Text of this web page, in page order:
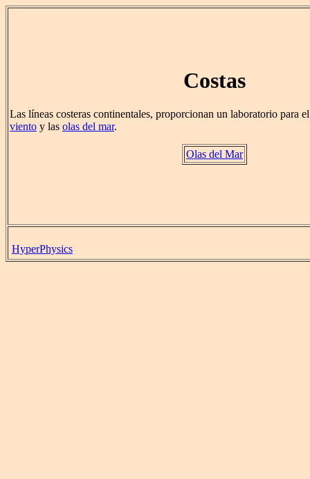
Costas
Las líneas costeras continentales, proporcionan un laboratorio para
viento y las olas del mar.
Olas del Mar
HyperPhysics